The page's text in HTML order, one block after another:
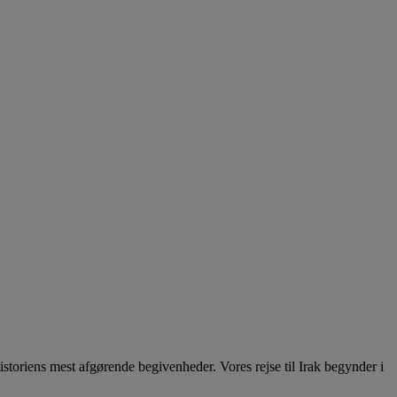
mest afgørende begivenheder. Vores rejse til Irak begynder i